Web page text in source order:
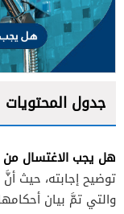
جدول المحتويات
هل يجب الاغتسال من
توضيح إجابته، حيث
والتي تمَّ بيان